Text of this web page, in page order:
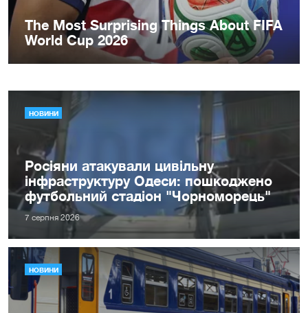
НОВИНИ
Росіяни атакували цивільну
інфраструктуру Одеси: пошкоджено
футбольний стадіон "Чорноморець"
7 серпня 2026
НОВИНИ